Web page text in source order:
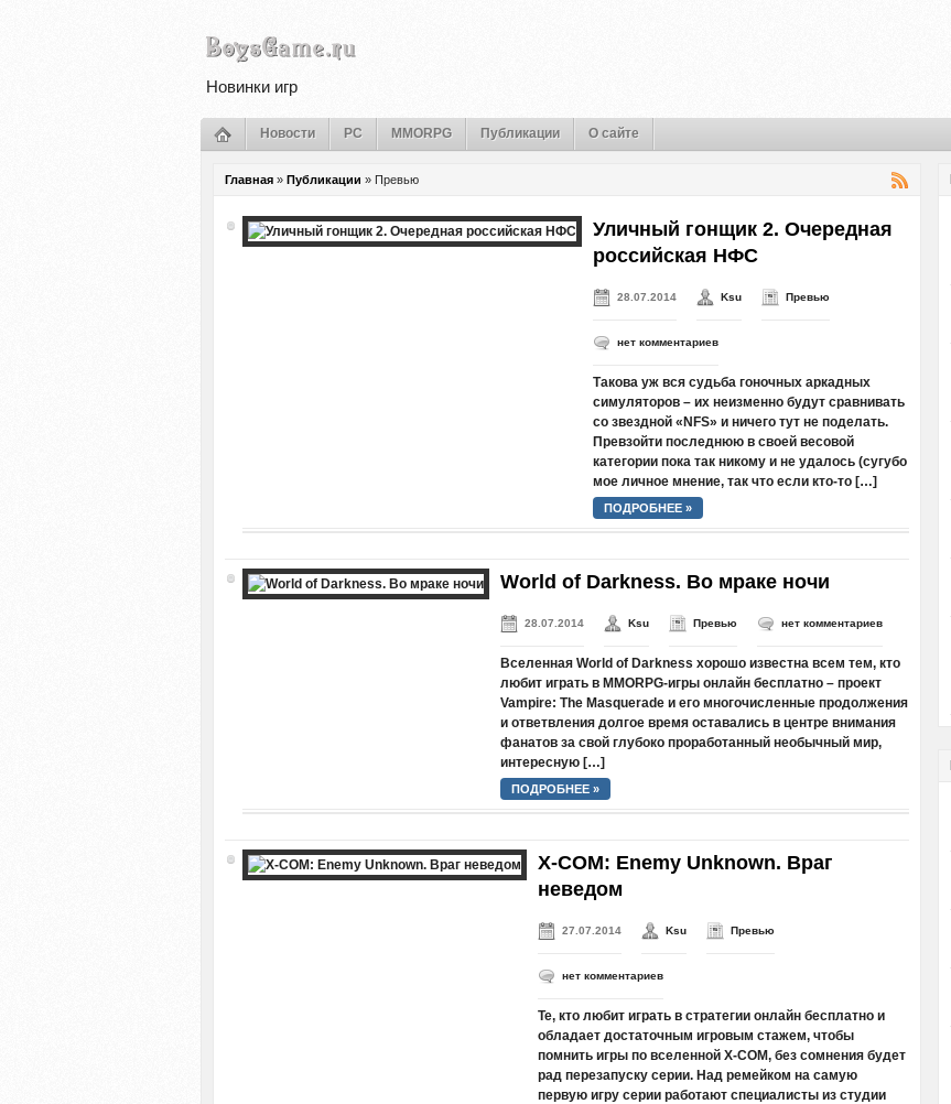
Новинки игр
Новости PC MMORPG Публикации О сайте
Главная » Публикации » Превью
Уличный гонщик 2. Очередная
российская НФС
28.07.2014 Ksu Превью
нет комментариев
Такова уж вся судьба гоночных аркадных
симуляторов – их неизменно будут сравнивать
со звездной «NFS» и ничего тут не поделать.
Превзойти последнюю в своей весовой
категории пока так никому и не удалось (сугубо
мое личное мнение, так что если кто-то […]
ПОДРОБНЕЕ »
World of Darkness. Во мраке ночи
28.07.2014 Ksu Превью нет комментариев
Вселенная World of Darkness хорошо известна всем тем, кто
любит играть в MMORPG-игры онлайн бесплатно – проект
Vampire: The Masquerade и его многочисленные продолжения
и ответвления долгое время оставались в центре внимания
фанатов за свой глубоко проработанный необычный мир,
интересную […]
ПОДРОБНЕЕ »
X-COM: Enemy Unknown. Враг
неведом
27.07.2014 Ksu Превью
нет комментариев
Те, кто любит играть в стратегии онлайн бесплатно и
обладает достаточным игровым стажем, чтобы
помнить игры по вселенной X-COM, без сомнения будет
рад перезапуску серии. Над ремейком на самую
первую игру серии работают специалисты из студии